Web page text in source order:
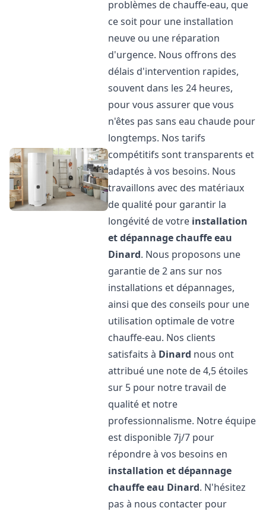
problèmes de chauffe-eau, que
ce soit pour une installation
neuve ou une réparation
d'urgence. Nous offrons des
délais d'intervention rapides,
souvent dans les 24 heures,
pour vous assurer que vous
n'êtes pas sans eau chaude pour
longtemps. Nos tarifs
compétitifs sont transparents et
adaptés à vos besoins. Nous
travaillons avec des matériaux
de qualité pour garantir la
longévité de votre installation
et dépannage chauffe eau
Dinard. Nous proposons une
garantie de 2 ans sur nos
installations et dépannages,
ainsi que des conseils pour une
utilisation optimale de votre
chauffe-eau. Nos clients
satisfaits à Dinard nous ont
attribué une note de 4,5 étoiles
sur 5 pour notre travail de
qualité et notre
professionnalisme. Notre équipe
est disponible 7j/7 pour
répondre à vos besoins en
installation et dépannage
chauffe eau Dinard. N'hésitez
pas à nous contacter pour